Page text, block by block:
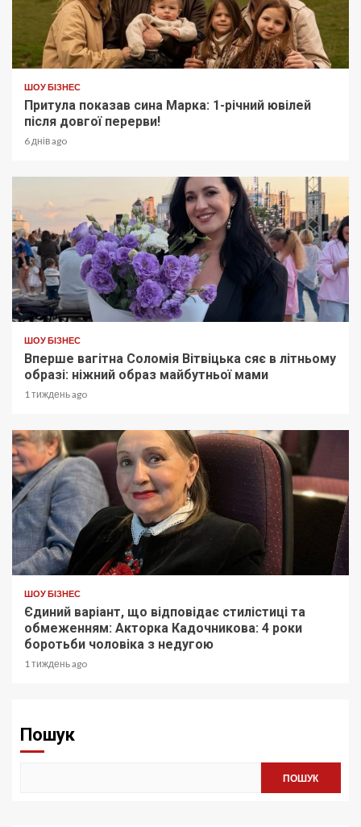
ШОУ БІЗНЕС
Притула показав сина Марка: 1-річний ювілей
після довгої перерви!
6 днів ago
ШОУ БІЗНЕС
Вперше вагітна Соломія Вітвіцька сяє в літньому
образі: ніжний образ майбутньої мами
1 тиждень ago
ШОУ БІЗНЕС
Єдиний варіант, що відповідає стилістиці та
обмеженням: Акторка Кадочникова: 4 роки
боротьби чоловіка з недугою
1 тиждень ago
Пошук
ПОШУК